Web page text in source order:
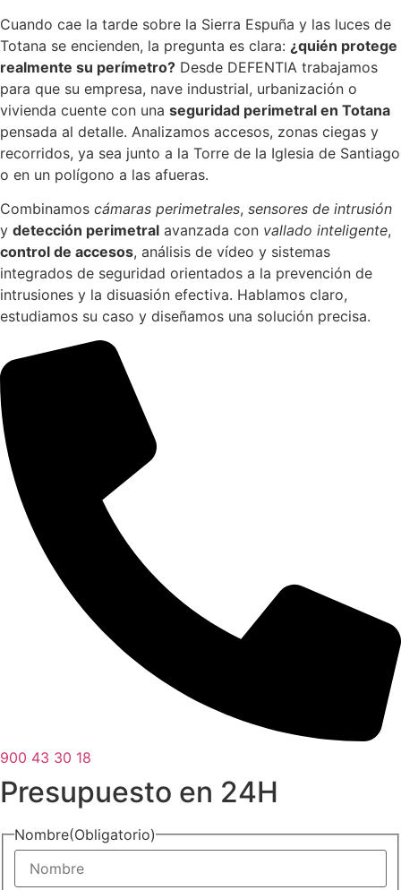
Cuando cae la tarde sobre la Sierra Espuña y las luces de
Totana se encienden, la pregunta es clara: ¿quién protege
realmente su perímetro? Desde DEFENTIA trabajamos
para que su empresa, nave industrial, urbanización o
vivienda cuente con una seguridad perimetral en Totana
pensada al detalle. Analizamos accesos, zonas ciegas y
recorridos, ya sea junto a la Torre de la Iglesia de Santiago
o en un polígono a las afueras.
Combinamos cámaras perimetrales, sensores de intrusión
y detección perimetral avanzada con vallado inteligente,
control de accesos, análisis de vídeo y sistemas
integrados de seguridad orientados a la prevención de
intrusiones y la disuasión efectiva. Hablamos claro,
estudiamos su caso y diseñamos una solución precisa.
900 43 30 18
Presupuesto en 24H
Nombre(Obligatorio)